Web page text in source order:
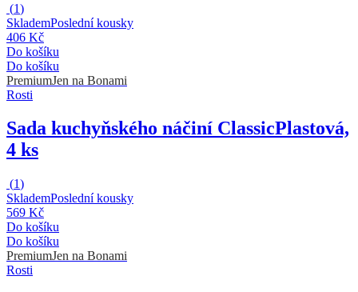
(1)
SklademPoslední kousky
406 Kč
Do košíku
Do košíku
PremiumJen na Bonami
Rosti
Sada kuchyňského náčiní ClassicPlastová,
4 ks
(1)
SklademPoslední kousky
569 Kč
Do košíku
Do košíku
PremiumJen na Bonami
Rosti